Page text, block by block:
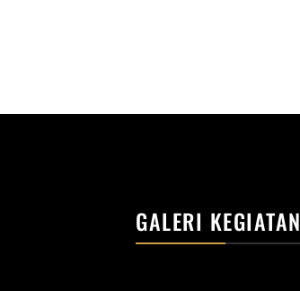
GALERI KEGIATAN